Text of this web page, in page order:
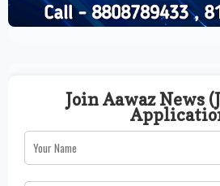
Join Aawaz News